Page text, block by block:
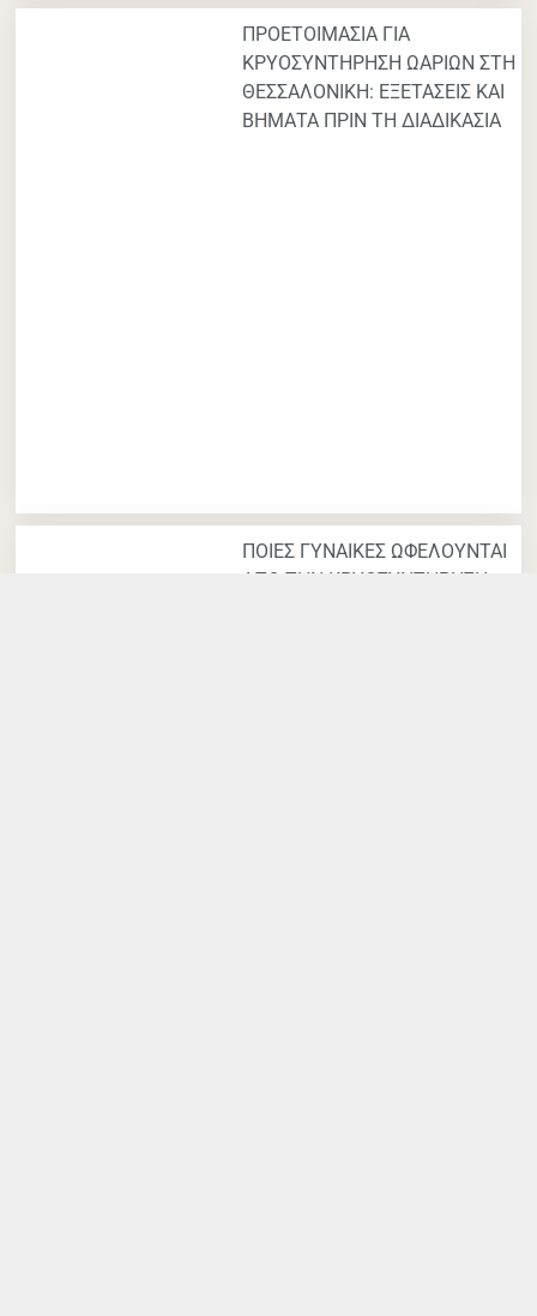
ΠΡΟΕΤΟΙΜΑΣΙΑ ΓΙΑ
ΚΡΥΟΣΥΝΤΗΡΗΣΗ ΩΑΡΙΩΝ ΣΤΗ
ΘΕΣΣΑΛΟΝΙΚΗ: ΕΞΕΤΑΣΕΙΣ ΚΑΙ
ΒΗΜΑΤΑ ΠΡΙΝ ΤΗ ΔΙΑΔΙΚΑΣΙΑ
ΠΟΙΕΣ ΓΥΝΑΙΚΕΣ ΩΦΕΛΟΥΝΤΑΙ
ΑΠΟ ΤΗΝ ΚΡΥΟΣΥΝΤΗΡΗΣΗ